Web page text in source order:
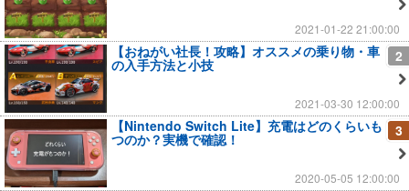
2021-01-22 21:00:00
2
【おねがい社長！攻略】オススメの乗り物・車
の入手方法と小技
2021-03-30 12:00:00
3
【Nintendo Switch Lite】充電はどのくらいも
つのか？実機で確認！
2020-05-05 12:00:00